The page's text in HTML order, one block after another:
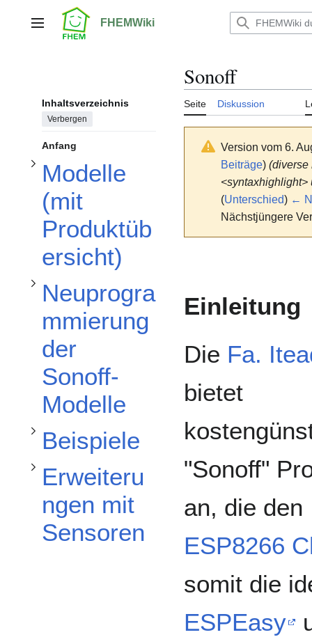
springenHauptmenü FHEMWiki
Inhaltsverzeichnis
Verbergen
Anfang
Modelle
(mit
Produktüb
ersicht)
Unterabschnitt Modelle (mit Produktübersicht) umschalten
Neuprogra
mmierung
der
Sonoff-
Modelle
Unterabschnitt Neuprogrammierung der Sonoff-Modelle umschalten
Beispiele
Unterabschnitt Beispiele umschalten
Erweiteru
ngen mit
Sensoren
Unterabschnitt Erweiterungen mit Sensoren umschalten
Sonoff
Seite Diskussion
Version vom 6.
Beiträge) (diverse
(Unterschied) ←
Nächstjüngere
Einleitung
Die Fa.
bietet
"Sonoff"
an, die den
ESP8266
somit die
ESPEasy